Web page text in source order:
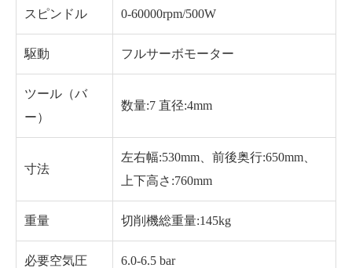
スピンドル 0-60000rpm/500W
駆動 フルサーボモーター
ツール（バ
ー）
数量:7 直径:4mm
寸法
左右幅:530mm、前後奥行:650mm、
上下高さ:760mm
重量 切削機総重量:145kg
必要空気圧 6.0-6.5 bar